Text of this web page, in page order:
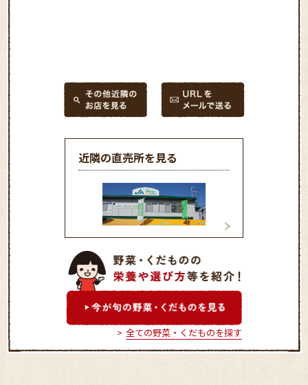
近隣の直売所を見る
ＪＡグリーン大阪「フレッ
シュ・クラブ吉田店」
ＪＡグリーン大
シュ・クラブ東
全ての野菜・くだものを探す